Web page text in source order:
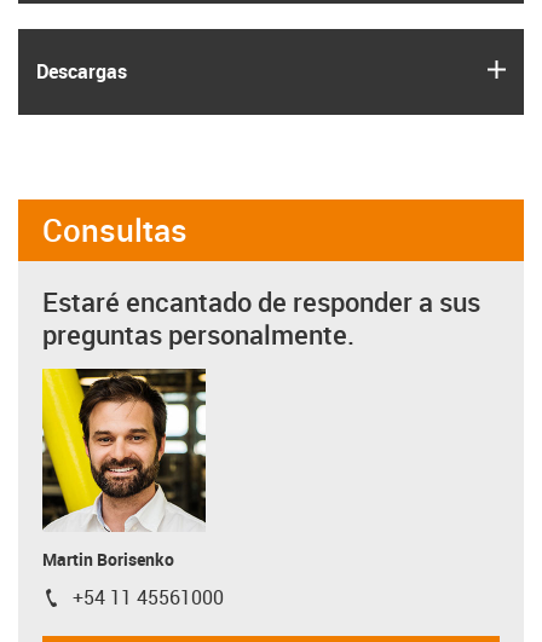
Descargas
Consultas
Estaré encantado de responder a sus
preguntas personalmente.
Martin Borisenko
igus-icon-phone
+54 11 45561000